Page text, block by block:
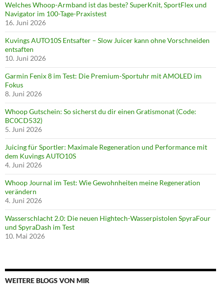
Welches Whoop-Armband ist das beste? SuperKnit, SportFlex und
Navigator im 100-Tage-Praxistest
16. Juni 2026
Kuvings AUTO10S Entsafter – Slow Juicer kann ohne Vorschneiden
entsaften
10. Juni 2026
Garmin Fenix 8 im Test: Die Premium-Sportuhr mit AMOLED im
Fokus
8. Juni 2026
Whoop Gutschein: So sicherst du dir einen Gratismonat (Code:
BC0CD532)
5. Juni 2026
Juicing für Sportler: Maximale Regeneration und Performance mit
dem Kuvings AUTO10S
4. Juni 2026
Whoop Journal im Test: Wie Gewohnheiten meine Regeneration
verändern
4. Juni 2026
Wasserschlacht 2.0: Die neuen Hightech-Wasserpistolen SpyraFour
und SpyraDash im Test
10. Mai 2026
WEITERE BLOGS VON MIR